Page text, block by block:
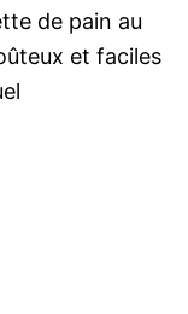
de pain au
et faciles